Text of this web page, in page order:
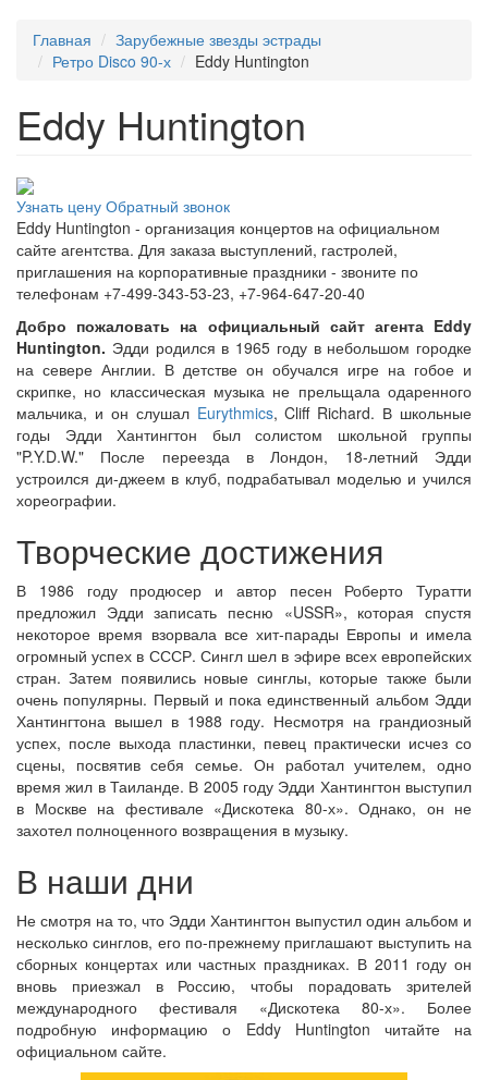
Главная
Зарубежные звезды эстрады
Ретро Disco 90-х
Eddy Huntington
Eddy Huntington
Узнать цену Обратный звонок
Eddy Huntington - организация концертов на официальном
сайте агентства. Для заказа выступлений, гастролей,
приглашения на корпоративные праздники - звоните по
телефонам +7-499-343-53-23, +7-964-647-20-40
Добро пожаловать на официальный сайт агента Eddy
Huntington. Эдди родился в 1965 году в небольшом городке
на севере Англии. В детстве он обучался игре на гобое и
скрипке, но классическая музыка не прельщала одаренного
мальчика, и он слушал Eurythmics, Cliff Richard. В школьные
годы Эдди Хантингтон был солистом школьной группы
"P.Y.D.W." После переезда в Лондон, 18-летний Эдди
устроился ди-джеем в клуб, подрабатывал моделью и учился
хореографии.
Творческие достижения
В 1986 году продюсер и автор песен Роберто Туратти
предложил Эдди записать песню «USSR», которая спустя
некоторое время взорвала все хит-парады Европы и имела
огромный успех в СССР. Сингл шел в эфире всех европейских
стран. Затем появились новые синглы, которые также были
очень популярны. Первый и пока единственный альбом Эдди
Хантингтона вышел в 1988 году. Несмотря на грандиозный
успех, после выхода пластинки, певец практически исчез со
сцены, посвятив себя семье. Он работал учителем, одно
время жил в Таиланде. В 2005 году Эдди Хантингтон выступил
в Москве на фестивале «Дискотека 80-х». Однако, он не
захотел полноценного возвращения в музыку.
В наши дни
Не смотря на то, что Эдди Хантингтон выпустил один альбом и
несколько синглов, его по-прежнему приглашают выступить на
сборных концертах или частных праздниках. В 2011 году он
вновь приезжал в Россию, чтобы порадовать зрителей
международного фестиваля «Дискотека 80-х». Более
подробную информацию о Eddy Huntington читайте на
официальном сайте.